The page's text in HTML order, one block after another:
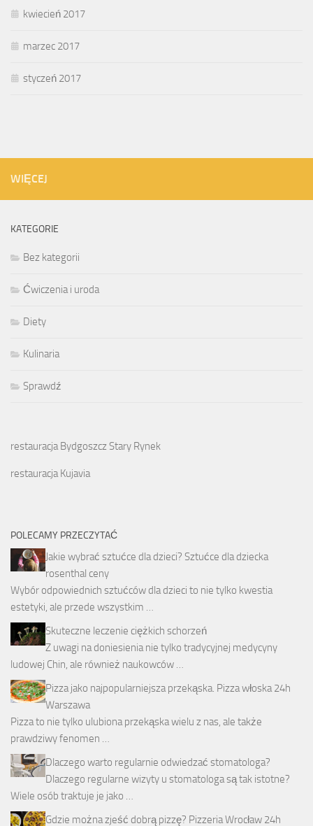
kwiecień 2017
marzec 2017
styczeń 2017
WIĘCEJ
KATEGORIE
Bez kategorii
Ćwiczenia i uroda
Diety
Kulinaria
Sprawdź
restauracja Bydgoszcz Stary Rynek
restauracja Kujavia
POLECAMY PRZECZYTAĆ
Jakie wybrać sztućce dla dzieci? Sztućce dla dziecka
rosenthal ceny
Wybór odpowiednich sztućców dla dzieci to nie tylko kwestia
estetyki, ale przede wszystkim …
Skuteczne leczenie ciężkich schorzeń
Z uwagi na doniesienia nie tylko tradycyjnej medycyny
ludowej Chin, ale również naukowców …
Pizza jako najpopularniejsza przekąska. Pizza włoska 24h
Warszawa
Pizza to nie tylko ulubiona przekąska wielu z nas, ale także
prawdziwy fenomen …
Dlaczego warto regularnie odwiedzać stomatologa?
Dlaczego regularne wizyty u stomatologa są tak istotne?
Wiele osób traktuje je jako …
Gdzie można zjeść dobrą pizzę? Pizzeria Wrocław 24h